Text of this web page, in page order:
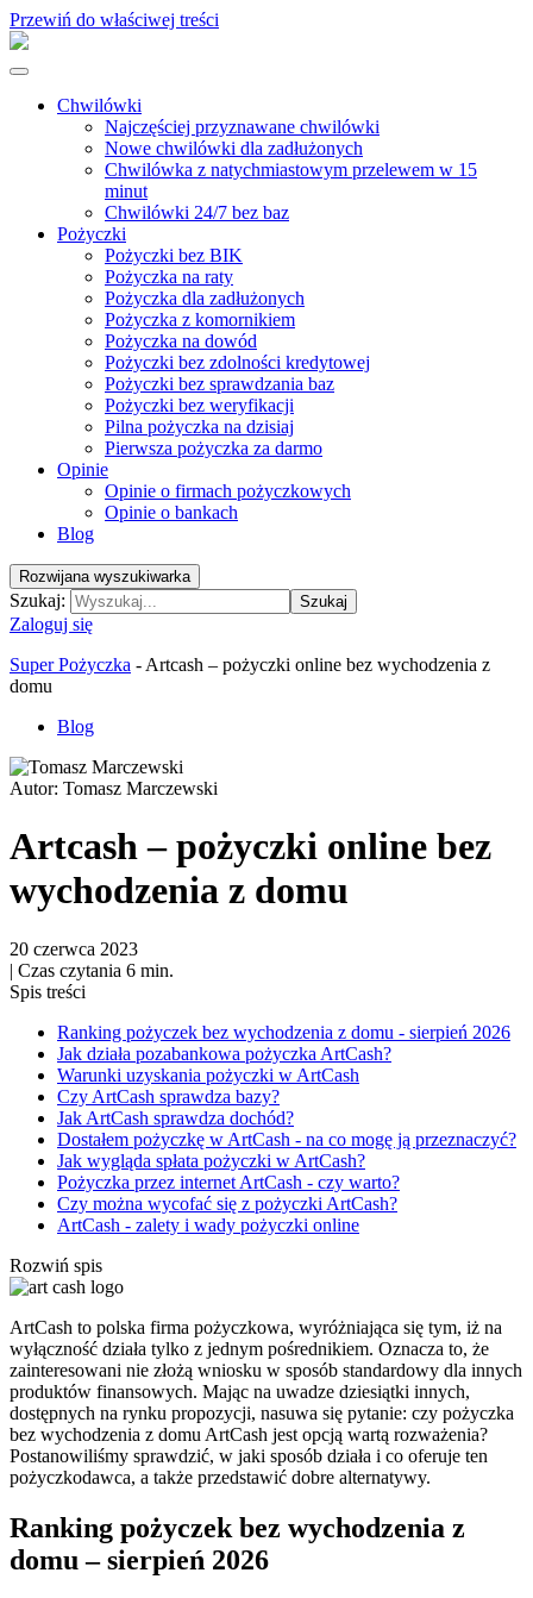
Przewiń do właściwej treści
Chwilówki
Najczęściej przyznawane chwilówki
Nowe chwilówki dla zadłużonych
Chwilówka z natychmiastowym przelewem w 15
minut
Chwilówki 24/7 bez baz
Pożyczki
Pożyczki bez BIK
Pożyczka na raty
Pożyczka dla zadłużonych
Pożyczka z komornikiem
Pożyczka na dowód
Pożyczki bez zdolności kredytowej
Pożyczki bez sprawdzania baz
Pożyczki bez weryfikacji
Pilna pożyczka na dzisiaj
Pierwsza pożyczka za darmo
Opinie
Opinie o firmach pożyczkowych
Opinie o bankach
Blog
Rozwijana wyszukiwarka
Szukaj: Szukaj
Zaloguj się
Super Pożyczka - Artcash – pożyczki online bez wychodzenia z
domu
Blog
Autor: Tomasz Marczewski
Artcash – pożyczki online bez
wychodzenia z domu
20 czerwca 2023
| Czas czytania 6 min.
Spis treści
Ranking pożyczek bez wychodzenia z domu - sierpień 2026
Jak działa pozabankowa pożyczka ArtCash?
Warunki uzyskania pożyczki w ArtCash
Czy ArtCash sprawdza bazy?
Jak ArtCash sprawdza dochód?
Dostałem pożyczkę w ArtCash - na co mogę ją przeznaczyć?
Jak wygląda spłata pożyczki w ArtCash?
Pożyczka przez internet ArtCash - czy warto?
Czy można wycofać się z pożyczki ArtCash?
ArtCash - zalety i wady pożyczki online
Rozwiń spis
ArtCash to polska firma pożyczkowa, wyróżniająca się tym, iż na
wyłączność działa tylko z jednym pośrednikiem. Oznacza to, że
zainteresowani nie złożą wniosku w sposób standardowy dla innych
produktów finansowych. Mając na uwadze dziesiątki innych,
dostępnych na rynku propozycji, nasuwa się pytanie: czy pożyczka
bez wychodzenia z domu ArtCash jest opcją wartą rozważenia?
Postanowiliśmy sprawdzić, w jaki sposób działa i co oferuje ten
pożyczkodawca, a także przedstawić dobre alternatywy.
Ranking pożyczek bez wychodzenia z
domu – sierpień 2026